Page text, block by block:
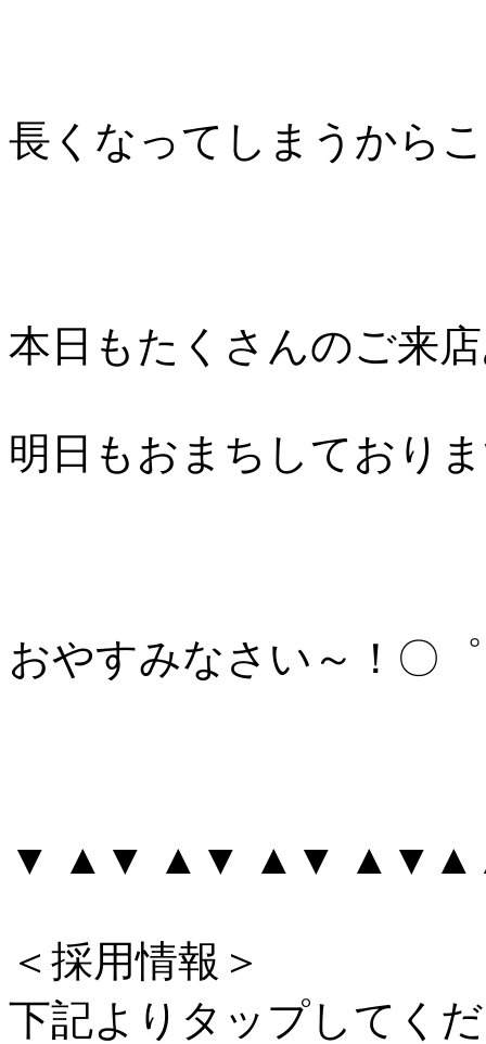
長くなってしまうから
本日もたくさんのご来
明日もおまちしており
おやすみなさい～！〇゜
▼ ▲▼ ▲▼ ▲▼
＜採用情報＞
下記よりタップしてく